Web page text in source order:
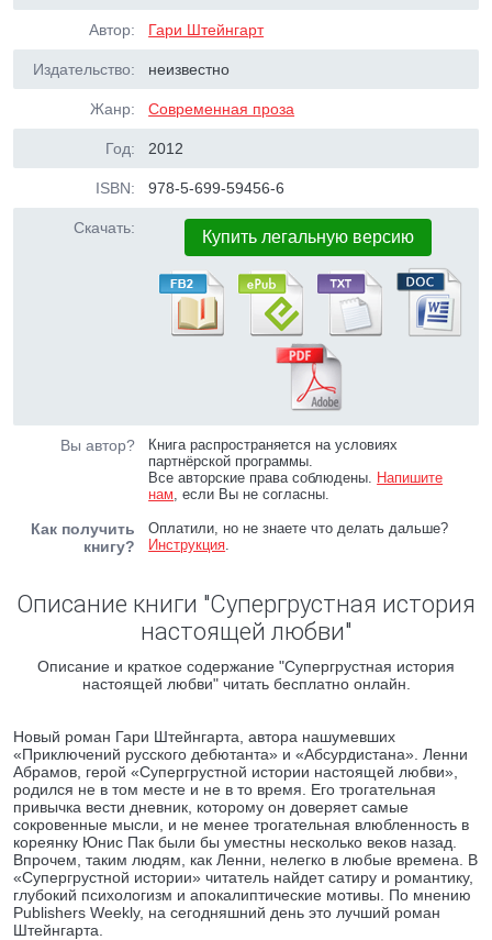
Автор: Гари Штейнгарт
Издательство: неизвестно
Жанр: Современная проза
Год: 2012
ISBN: 978-5-699-59456-6
Скачать: Купить легальную версию
Вы автор?
Книга распространяется на условиях
партнёрской программы.
Все авторские права соблюдены. Напишите
нам, если Вы не согласны.
Как получить
книгу?
Оплатили, но не знаете что делать дальше?
Инструкция.
Описание книги "Супергрустная история
настоящей любви"
Описание и краткое содержание "Супергрустная история
настоящей любви" читать бесплатно онлайн.
Новый роман Гари Штейнгарта, автора нашумевших
«Приключений русского дебютанта» и «Абсурдистана». Ленни
Абрамов, герой «Супергрустной истории настоящей любви»,
родился не в том месте и не в то время. Его трогательная
привычка вести дневник, которому он доверяет самые
сокровенные мысли, и не менее трогательная влюбленность в
кореянку Юнис Пак были бы уместны несколько веков назад.
Впрочем, таким людям, как Ленни, нелегко в любые времена. В
«Супергрустной истории» читатель найдет сатиру и романтику,
глубокий психологизм и апокалиптические мотивы. По мнению
Publishers Weekly, на сегодняшний день это лучший роман
Штейнгарта.